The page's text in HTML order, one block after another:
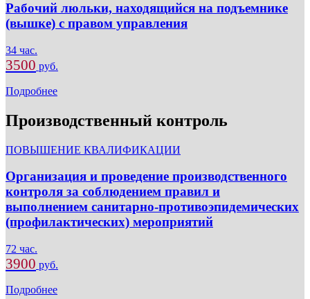
Рабочий люльки, находящийся на подъемнике
(вышке) с правом управления
34 час.
3500 руб.
Подробнее
Производственный контроль
ПОВЫШЕНИЕ КВАЛИФИКАЦИИ
Организация и проведение производственного
контроля за соблюдением правил и
выполнением санитарно-противоэпидемических
(профилактических) мероприятий
72 час.
3900 руб.
Подробнее